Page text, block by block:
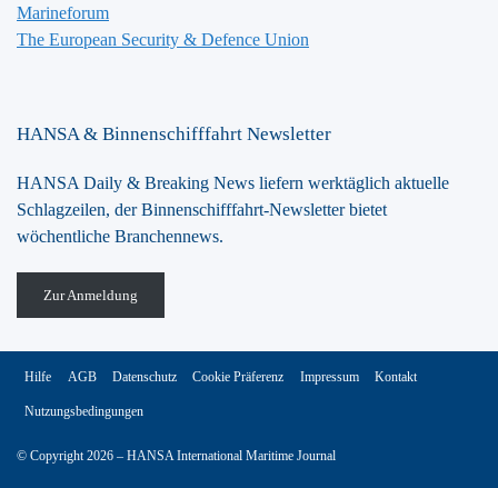
Marineforum
The European Security & Defence Union
HANSA & Binnenschifffahrt Newsletter
HANSA Daily & Breaking News liefern werktäglich aktuelle
Schlagzeilen, der Binnenschifffahrt-Newsletter bietet
wöchentliche Branchennews.
Zur Anmeldung
© Copyright 2026 – HANSA International Maritime Journal
Hilfe AGB Datenschutz Cookie Präferenz Impressum Kontakt
Nutzungsbedingungen